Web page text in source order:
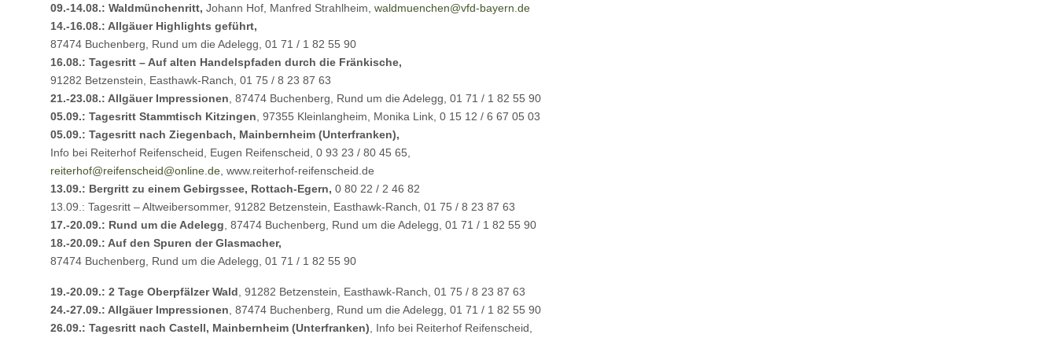
09.-14.08.: Waldmünchenritt, Johann Hof, Manfred Strahlheim, waldmuenchen@vfd-bayern.de
14.-16.08.: Allgäuer Highlights geführt,
87474 Buchenberg, Rund um die Adelegg, 01 71 / 1 82 55 90
16.08.: Tagesritt – Auf alten Handelspfaden durch die Fränkische,
91282 Betzenstein, Easthawk-Ranch, 01 75 / 8 23 87 63
21.-23.08.: Allgäuer Impressionen , 87474 Buchenberg, Rund um die Adelegg, 01 71 / 1 82 55 90
05.09.: Tagesritt Stammtisch Kitzingen , 97355 Kleinlangheim, Monika Link, 0 15 12 / 6 67 05 03
05.09.: Tagesritt nach Ziegenbach, Mainbernheim (Unterfranken),
Info bei Reiterhof Reifenscheid, Eugen Reifenscheid, 0 93 23 / 80 45 65,
reiterhof@reifenscheid@online.de , www.reiterhof-reifenscheid.de
13.09.: Bergritt zu einem Gebirgssee, Rottach-Egern, 0 80 22 / 2 46 82
13.09.: Tagesritt – Altweibersommer, 91282 Betzenstein, Easthawk-Ranch, 01 75 / 8 23 87 63
17.-20.09.: Rund um die Adelegg , 87474 Buchenberg, Rund um die Adelegg, 01 71 / 1 82 55 90
18.-20.09.: Auf den Spuren der Glasmacher,
87474 Buchenberg, Rund um die Adelegg, 01 71 / 1 82 55 90
19.-20.09.: 2 Tage Oberpfälzer Wald , 91282 Betzenstein, Easthawk-Ranch, 01 75 / 8 23 87 63
24.-27.09.: Allgäuer Impressionen , 87474 Buchenberg, Rund um die Adelegg, 01 71 / 1 82 55 90
26.09.: Tagesritt nach Castell, Mainbernheim (Unterfranken) , Info bei Reiterhof Reifenscheid,